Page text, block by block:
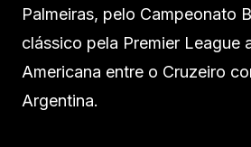
Palmeiras, pelo Campeonato
clássico pela Premier League
Americana entre o Cruzeiro
Argentina.